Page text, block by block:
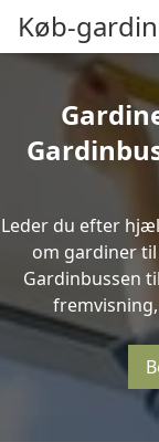
Køb-
Leder du efter
om gardiner
Gardinbussen